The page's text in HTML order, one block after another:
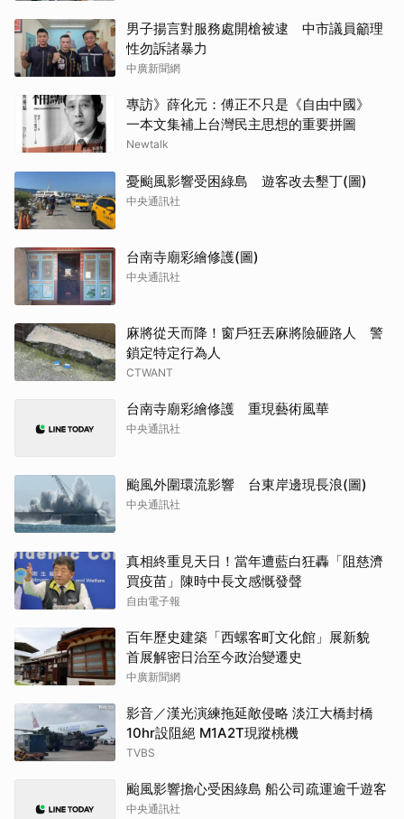
男子揚言對服務處開槍被逮 中市議員籲理
性勿訴諸暴力
中廣新聞網
專訪》薛化元：傅正不只是《自由中國》
一本文集補上台灣民主思想的重要拼圖
Newtalk
憂颱風影響受困綠島 遊客改去墾丁(圖)
中央通訊社
台南寺廟彩繪修護(圖)
中央通訊社
麻將從天而降！窗戶狂丟麻將險砸路人 警
鎖定特定行為人
CTWANT
台南寺廟彩繪修護 重現藝術風華
中央通訊社
颱風外圍環流影響 台東岸邊現長浪(圖)
中央通訊社
真相終重見天日！當年遭藍白狂轟「阻慈濟
買疫苗」陳時中長文感慨發聲
自由電子報
百年歷史建築「西螺客町文化館」展新貌
首展解密日治至今政治變遷史
中廣新聞網
影音／漢光演練拖延敵侵略 淡江大橋封橋
10hr設阻絕 M1A2T現蹤桃機
TVBS
颱風影響擔心受困綠島 船公司疏運逾千遊客
中央通訊社